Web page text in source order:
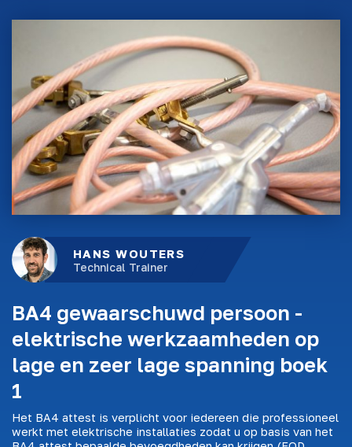
HANS WOUTERS
Technical Trainer
BA4 gewaarschuwd persoon -
elektrische werkzaamheden op
lage en zeer lage spanning boek
1
Het BA4 attest is verplicht voor iedereen die professioneel
werkt met elektrische installaties zodat u op basis van het